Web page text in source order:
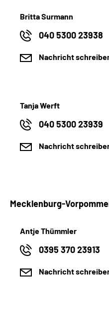
Britta Surmann
040 5300 23938
Nachricht
Tanja Werft
040 5300 23939
Nachricht
Mecklenburg-
Antje Thümmler
0395 370 23913
Nachricht